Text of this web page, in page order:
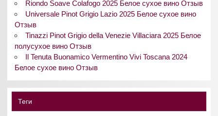
Riondo Soave Colafogo 2025 Белое сухое вино Отзыв
Universale Pinot Grigio Lazio 2025 Белое сухое вино
Отзыв
Tinazzi Pinot Grigio della Venezie Villaciara 2025 Белое
полусухое вино Отзыв
Il Tenuta Buonamico Vermentino Vivi Toscana 2024
Белое сухое вино Отзыв
Теги